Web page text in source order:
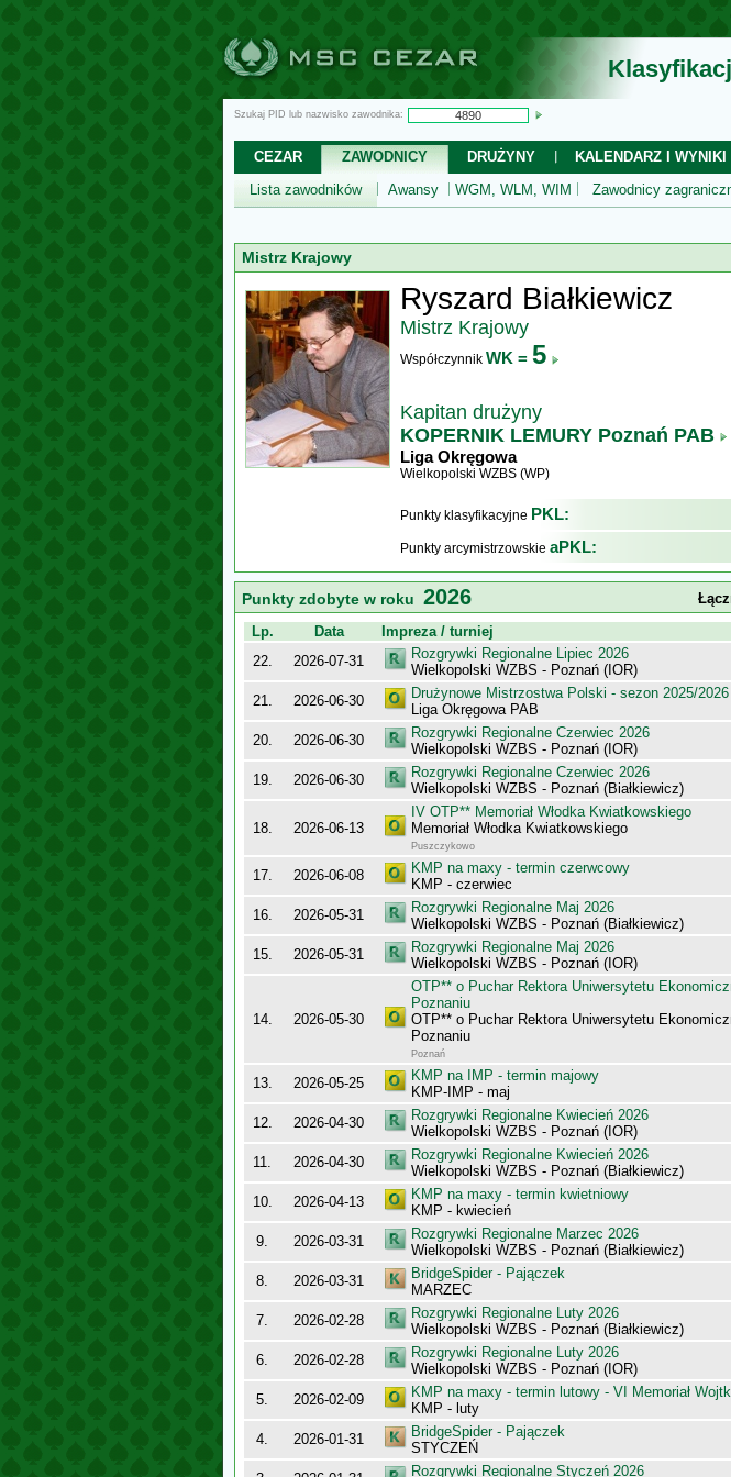
Szukaj PID lub nazwisko zawodnika:
CEZAR ZAWODNICY DRUŻYNY KALENDARZ I WYNIKI
Lista zawodników
Awansy WGM, WLM, WIM Zawodnicy
Mistrz Krajowy
Ryszard Białkiewicz
Mistrz Krajowy
Współczynnik WK = 5
Kapitan drużyny
KOPERNIK LEMURY Poznań PAB
Liga Okręgowa
Wielkopolski WZBS (WP)
Punkty klasyfikacyjne PKL:
Punkty arcymistrzowskie aPKL:
Punkty zdobyte w roku 2026
Lp. Data Impreza / turniej
22.
2026-07-31
Rozgrywki Regionalne Lipiec 2026
Wielkopolski WZBS - Poznań (IOR)
21. 2026-06-30
Drużynowe Mistrzostwa Polski - sezon 2025/2026
Liga Okręgowa PAB
20. 2026-06-30
Rozgrywki Regionalne Czerwiec 2026
Wielkopolski WZBS - Poznań (IOR)
19. 2026-06-30
Rozgrywki Regionalne Czerwiec 2026
Wielkopolski WZBS - Poznań (Białkiewicz)
18. 2026-06-13
IV OTP** Memoriał Włodka Kwiatkowskiego
Memoriał Włodka Kwiatkowskiego
Puszczykowo
17. 2026-06-08
KMP na maxy - termin czerwcowy
KMP - czerwiec
16. 2026-05-31
Rozgrywki Regionalne Maj 2026
Wielkopolski WZBS - Poznań (Białkiewicz)
15. 2026-05-31
Rozgrywki Regionalne Maj 2026
Wielkopolski WZBS - Poznań (IOR)
14. 2026-05-30
OTP** o Puchar Rektora Uniwersytetu
Poznaniu
OTP** o Puchar Rektora Uniwersytetu
Poznaniu
Poznań
13. 2026-05-25
KMP na IMP - termin majowy
KMP-IMP - maj
12. 2026-04-30
Rozgrywki Regionalne Kwiecień 2026
Wielkopolski WZBS - Poznań (IOR)
11. 2026-04-30
Rozgrywki Regionalne Kwiecień 2026
Wielkopolski WZBS - Poznań (Białkiewicz)
10. 2026-04-13
KMP na maxy - termin kwietniowy
KMP - kwiecień
9. 2026-03-31
Rozgrywki Regionalne Marzec 2026
Wielkopolski WZBS - Poznań (Białkiewicz)
8. 2026-03-31
BridgeSpider - Pajączek
MARZEC
7. 2026-02-28
Rozgrywki Regionalne Luty 2026
Wielkopolski WZBS - Poznań (Białkiewicz)
6. 2026-02-28
Rozgrywki Regionalne Luty 2026
Wielkopolski WZBS - Poznań (IOR)
5. 2026-02-09
KMP na maxy - termin lutowy - VI Memoriał
KMP - luty
4. 2026-01-31
BridgeSpider - Pajączek
STYCZEŃ
Rozgrywki Regionalne Styczeń 2026